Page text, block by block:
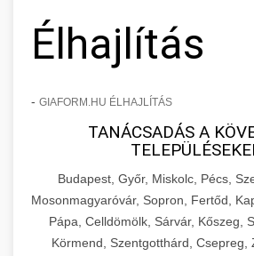
Élhajlítás
- GIAFORM.HU ÉLHAJLÍTÁS
TANÁCSADÁS A
Budapest, Győr, Miskolc, Pécs,
Mosonmagyaróvár, Sopron, Fertőd,
Pápa, Celldömölk, Sárvár, Kőszeg,
Körmend, Szentgotthárd, Csepreg,